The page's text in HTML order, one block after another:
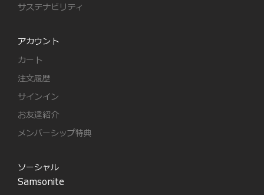
サステナビリティ
アカウント
カート
注文履歴
サインイン
お友達紹介
メンバーシップ特典
ソーシャル
Samsonite